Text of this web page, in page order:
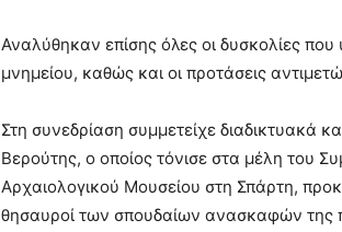
Αναλύθηκαν επίσης όλες οι δυσκολίες
μνημείου, καθώς και οι προτάσεις
Στη συνεδρίαση συμμετείχε διαδικτυακά
Βερούτης, ο οποίος τόνισε στα μέλη του
Αρχαιολογικού Μουσείου στη Σπάρτη,
θησαυροί των σπουδαίων ανασκαφών της